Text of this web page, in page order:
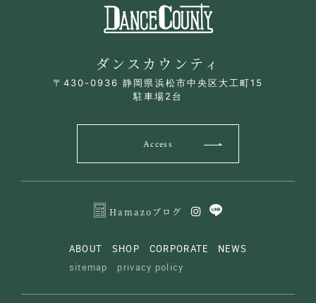
ダンスカウンティ
〒430-0936 静岡県浜松市中央区大工町15
駐車場2台
Access
Hamazoブログ
ABOUT SHOP CORPORATE
NEWS
sitemap
privacy policy